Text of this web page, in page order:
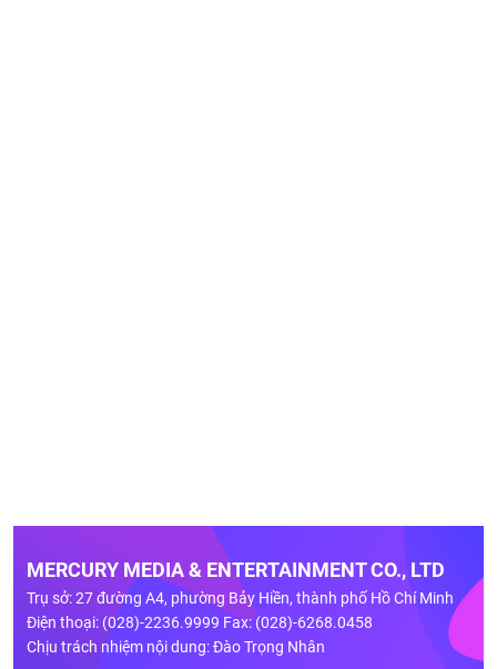
MERCURY MEDIA & ENTERTAINMENT CO., LTD
Trụ sở: 27 đường A4, phường Bảy Hiền, thành phố Hồ Chí Minh
Điện thoại: (028)-2236.9999 Fax: (028)-6268.0458
Chịu trách nhiệm nội dung: Đào Trọng Nhân